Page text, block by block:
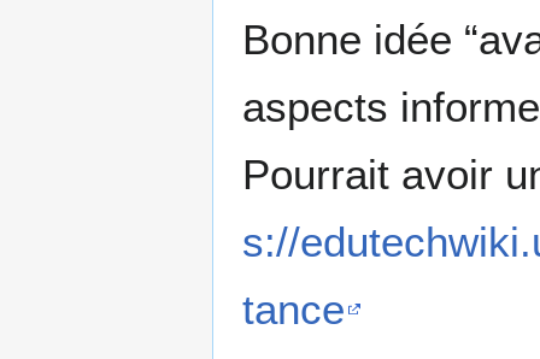
Bonne idée
aspects
Pourrait avoir
s://
tance